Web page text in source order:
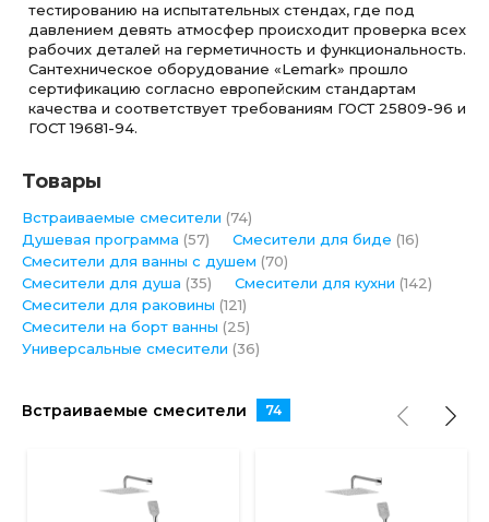
тестированию на испытательных стендах, где под
давлением девять атмосфер происходит проверка всех
рабочих деталей на герметичность и функциональность.
Сантехническое оборудование «Lemark» прошло
сертификацию согласно европейским стандартам
качества и соответствует требованиям ГОСТ 25809-96 и
ГОСТ 19681-94.
Товары
Встраиваемые смесители (74)
Душевая программа (57) Смесители для биде (16)
Смесители для ванны с душем (70)
Смесители для душа (35) Смесители для кухни (142)
Смесители для раковины (121)
Смесители на борт ванны (25)
Универсальные смесители (36)
Встраиваемые смесители 74